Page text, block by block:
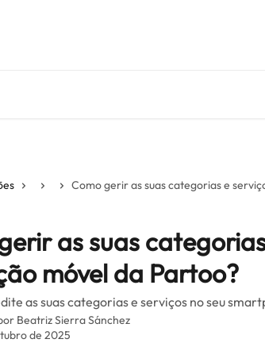
Como gerir as suas categorias e
as suas
móvel da Partoo?
as suas categorias e serviços no seu
Beatriz Sierra Sánchez
de 2025